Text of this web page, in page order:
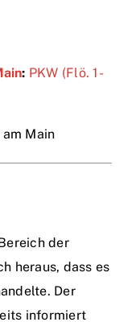
: PKW (Flö. 1-
Main
der
heraus, dass es
Der
informiert